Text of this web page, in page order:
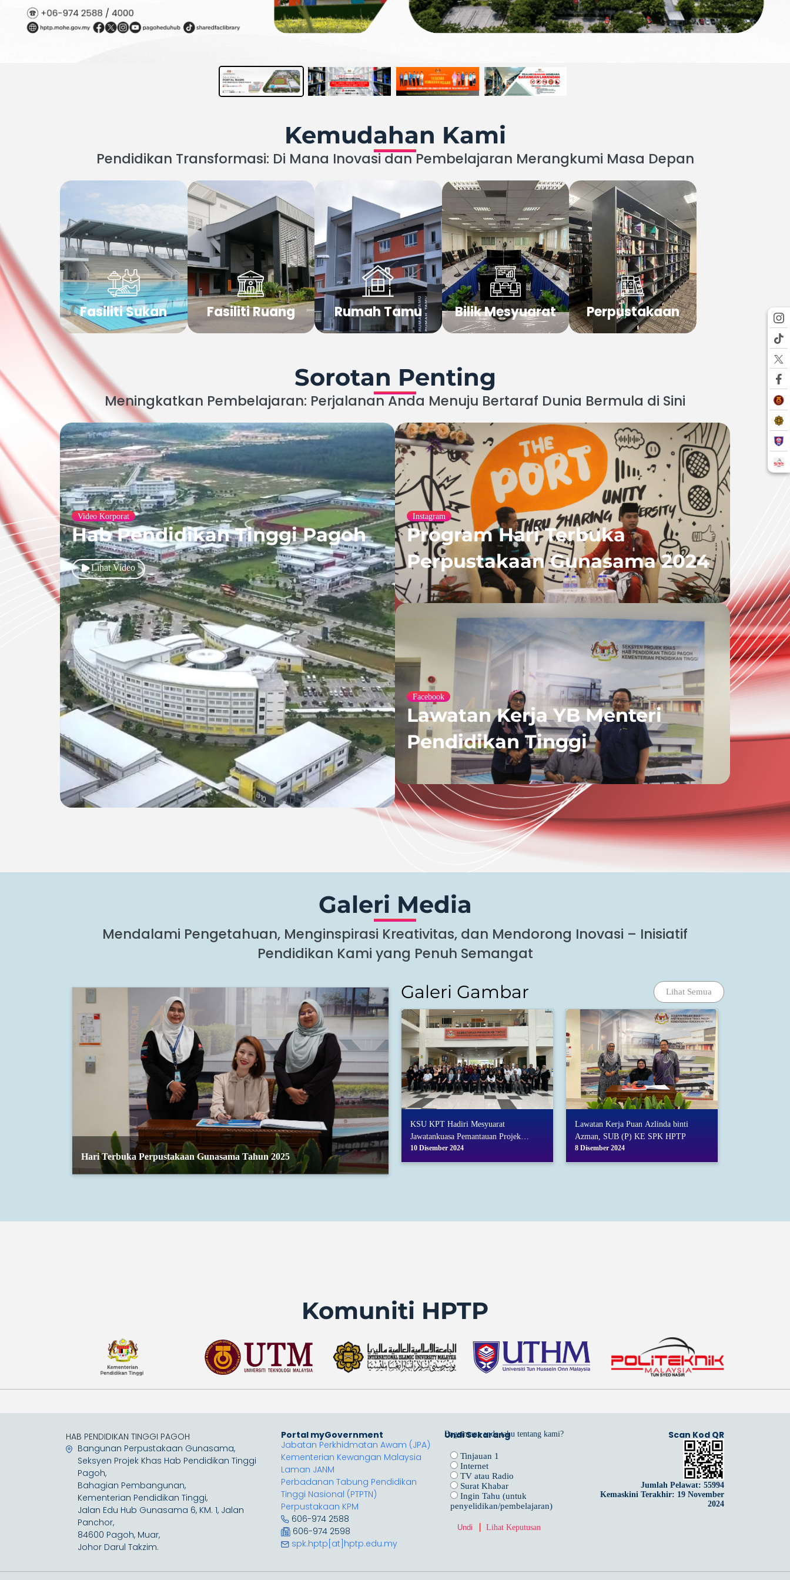
Kemudahan Kami
Pendidikan Transformasi: Di Mana Inovasi dan Pembelajaran Merangkumi Masa Depan
Fasiliti Sukan Fasiliti Ruang Rumah Tamu Bilik Mesyuarat Perpustakaan
Sorotan Penting
Meningkatkan Pembelajaran: Perjalanan Anda Menuju Bertaraf Dunia Bermula di Sini
Video Korporat
Hab Pendidikan Tinggi Pagoh
Lihat Video
Instagram
Program Hari Terbuka
Perpustakaan Gunasama 2024
Facebook
Lawatan Kerja YB Menteri
Pendidikan Tinggi
Galeri Media
Mendalami Pengetahuan, Menginspirasi Kreativitas, dan Mendorong Inovasi – Inisiatif
Pendidikan Kami yang Penuh Semangat
Hari Terbuka Perpustakaan Gunasama Tahun 2025
Galeri Gambar
KSU KPT Hadiri Mesyuarat
Jawatankuasa Pemantauan Projek
(PMC) Dan Lawatan Kerja Ke SPK
HPTP
10 Disember 2024
Lawatan Kerja Puan Azlinda binti
Azman, SUB (P) KE SPK HPTP
8 Disember 2024
Lihat Semua
Komuniti HPTP
HAB PENDIDIKAN TINGGI PAGOH
Bangunan Perpustakaan Gunasama,
Seksyen Projek Khas Hab Pendidikan Tinggi
Pagoh,
Bahagian Pembangunan,
Kementerian Pendidikan Tinggi,
Jalan Edu Hub Gunasama 6, KM. 1, Jalan
Panchor,
84600 Pagoh, Muar,
Johor Darul Takzim.
Portal myGovernment
Jabatan Perkhidmatan Awam (JPA)
Kementerian Kewangan Malaysia
Laman JANM
Perbadanan Tabung Pendidikan
Tinggi Nasional (PTPTN)
Perpustakaan KPM
606-974 2588
606-974 2598
spk.hptp[at]hptp.edu.my
Undi Sekarang
Bagaimana anda tahu tentang kami?
Tinjauan 1
Internet
TV atau Radio
Surat Khabar
Ingin Tahu (untuk
penyelidikan/pembelajaran)
Lihat Keputusan
Scan Kod QR
Jumlah Pelawat: 55994
Kemaskini Terakhir: 19 November
2024